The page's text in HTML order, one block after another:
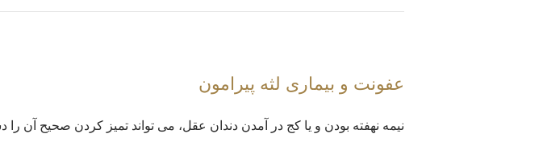
عفونت و بیماری لثه پیرامون
نیمه نهفته بودن و یا کج در آمدن دندان عقل، می تواند تمیز کردن صحیح آن را